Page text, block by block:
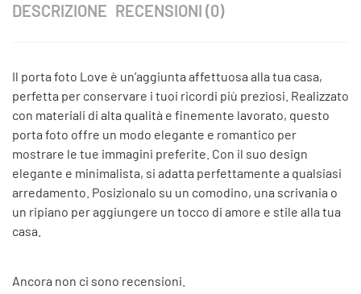
DESCRIZIONE RECENSIONI (0)
Il porta foto Love è un’aggiunta affettuosa alla tua casa,
perfetta per conservare i tuoi ricordi più preziosi. Realizzato
con materiali di alta qualità e finemente lavorato, questo
porta foto offre un modo elegante e romantico per
mostrare le tue immagini preferite. Con il suo design
elegante e minimalista, si adatta perfettamente a qualsiasi
arredamento. Posizionalo su un comodino, una scrivania o
un ripiano per aggiungere un tocco di amore e stile alla tua
casa.
Ancora non ci sono recensioni.